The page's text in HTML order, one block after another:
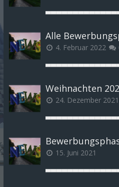
Alle
4. Februar 2022
Weihnachten
24. Dezember 2021
15. Juni 2021